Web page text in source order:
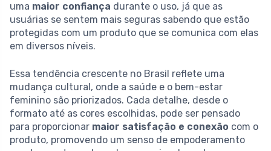
uma maior confiança durante o uso, já que as
usuárias se sentem mais seguras sabendo que estão
protegidas com um produto que se comunica com elas
em diversos níveis.
Essa tendência crescente no Brasil reflete uma
mudança cultural, onde a saúde e o bem-estar
feminino são priorizados. Cada detalhe, desde o
formato até as cores escolhidas, pode ser pensado
para proporcionar maior satisfação e conexão com o
produto, promovendo um senso de empoderamento